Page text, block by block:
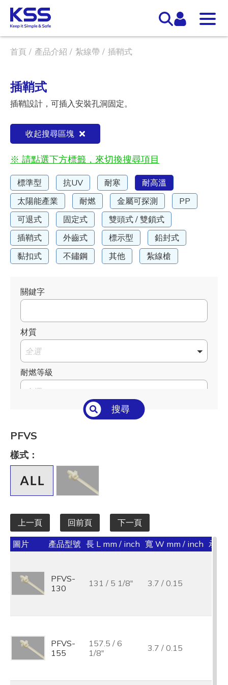
首頁 產品介紹 紮線帶 插鞘式
插鞘式
插鞘設計，可插入安裝孔洞固定。
收起搜尋區塊
※ 請點選下方標籤，來切換搜尋項目
標準型 抗UV 耐寒
耐高溫
太陽能產業
耐燃 金屬可探測
PP
可退式
固定式
雙頭式 / 雙鎖式
插鞘式
外齒式 標示型
鉛封式
黏扣式
不鏽鋼 其他 紮線槍
關鍵字
材質
全選
耐燃等級
全選
全選
長 L mm / inch
寬 W mm / inch
全選
承受力 lbs/kgf/N
全選
最大束線徑 (mm)
全選
基板厚度 (mm)
搜尋
PFVS
樣式：
上一頁 回前頁 下一頁
圖片 產品型號 長 L mm / inch 寬 W mm / inch 承受
PFVS-
130
131 / 5 1/8" 3.7 / 0.15
PFVS-
155
157.5 / 6
1/8"
3.7 / 0.15